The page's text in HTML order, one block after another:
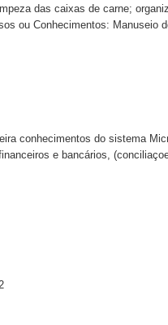
das caixas de carne;
ou Conhecimentos: Manuseio
conhecimentos do sistema
e bancários,